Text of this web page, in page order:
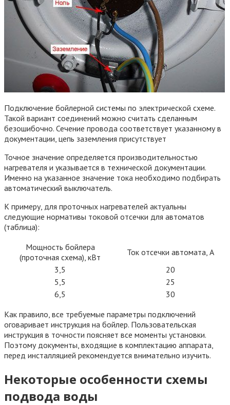
Подключение бойлерной системы по электрической схеме.
Такой вариант соединений можно считать сделанным
безошибочно. Сечение провода соответствует указанному в
документации, цепь заземления присутствует
Точное значение определяется производительностью
нагревателя и указывается в технической документации.
Именно на указанное значение тока необходимо подбирать
автоматический выключатель.
К примеру, для проточных нагревателей актуальны
следующие нормативы токовой отсечки для автоматов
(таблица):
Мощность бойлера
(проточная схема), кВт
Ток отсечки автомата, А
3,5
20
5,5
25
6,5
30
Как правило, все требуемые параметры подключений
оговаривает инструкция на бойлер. Пользовательская
инструкция в точности поясняет все моменты установки.
Поэтому документы, входящие в комплектацию аппарата,
перед инсталляцией рекомендуется внимательно изучить.
Некоторые особенности схемы
подвода воды